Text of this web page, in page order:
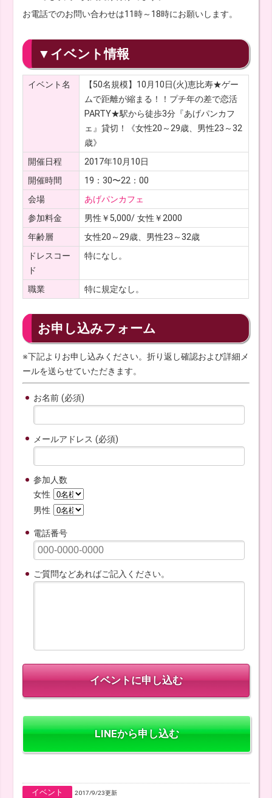
お電話でのお問い合わせは11時～18時にお願いします。
▼イベント情報
イベント名
【50名規模】10月10日(火)恵比寿★ゲー
ムで距離が縮まる！！プチ年の差で恋活
PARTY★駅から徒歩3分『あげパンカフ
ェ』貸切！《女性20～29歳、男性23～32
歳》
開催日程
2017年10月10日
開催時間
19：30〜22：00
会場
あげパンカフェ
参加料金
男性￥5,000/ 女性￥2000
年齢層
女性20～29歳、男性23～32歳
ドレスコー
ド
特になし。
職業 特に規定なし。
お申し込みフォーム
※下記よりお申し込みください。折り返し確認および詳細メ
ールを送らせていただきます。
お名前 (必須)
メールアドレス (必須)
参加人数
女性
男性
電話番号
ご質問などあればご記入ください。
LINEから申し込む
イベント 2017/9/23更新